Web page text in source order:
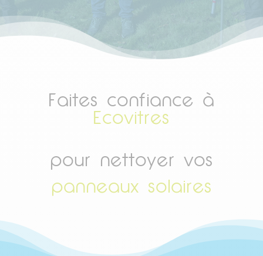
Faites confiance à
Ecovitres
pour nettoyer vos
panneaux solaires